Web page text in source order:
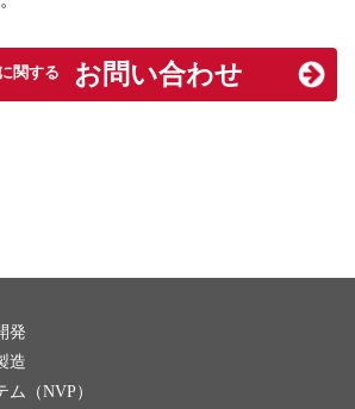
関する お問い合わせ
発
造
（NVP）